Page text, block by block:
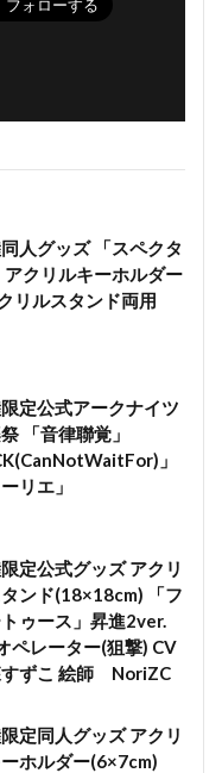
人グッズ 「スペクタ
アクリルキーホルダー
リルスタンド両用
定公式アークナイツ
「音律聯覚」
」
ーリエ」
定公式グッズ アクリ
ンド(18×18cm) 「フ
トゥース」昇進2ver.
ペレーター(狙撃) CV
すずこ 絵師 NoriZC
定同人グッズ アクリ
ホルダー(6×7cm)